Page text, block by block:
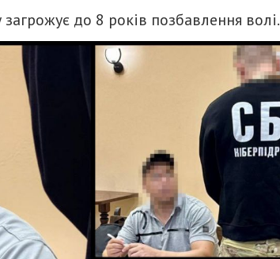
до 8 років позбавлення волі.